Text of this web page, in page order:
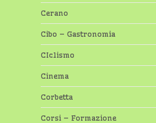
Cerano
Cibo – Gastronomia
CIclismo
Cinema
Corbetta
Corsi – Formazione